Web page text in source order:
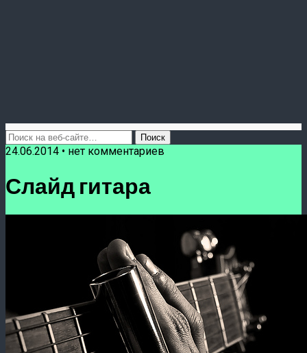
24.06.2014 • нет комментариев
Слайд гитара